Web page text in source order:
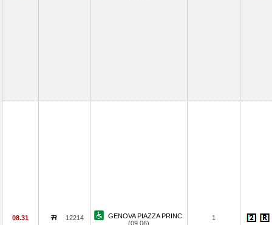
08.31 12214
GENOVA PIAZZA PRINC.
(09.06)
1